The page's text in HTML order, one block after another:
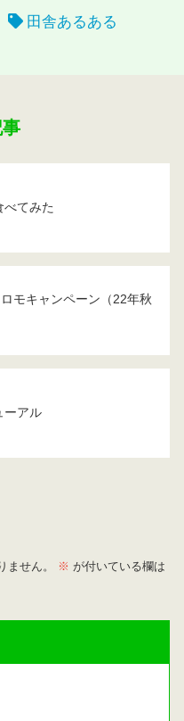
田舎あるある
べてみた
モキャンペーン（22年秋
ーアル
せん。 ※ が付いている欄は